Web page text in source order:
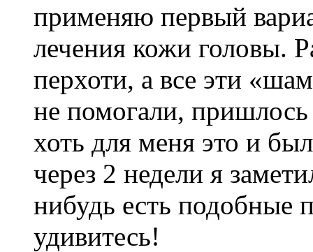
применяю первый
лечения кожи головы.
перхоти, а все эти
не помогали,
хоть для меня это и
через 2 недели я
нибудь есть подобные
удивитесь!